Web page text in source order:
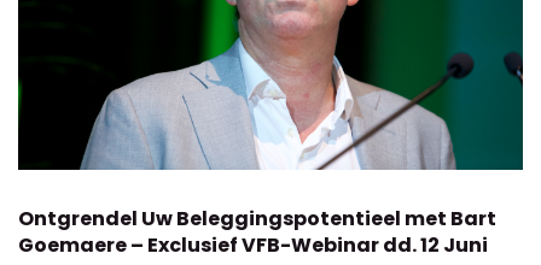
Ontgrendel Uw Beleggingspotentieel met Bart
Goemaere – Exclusief VFB-Webinar dd. 12 Juni